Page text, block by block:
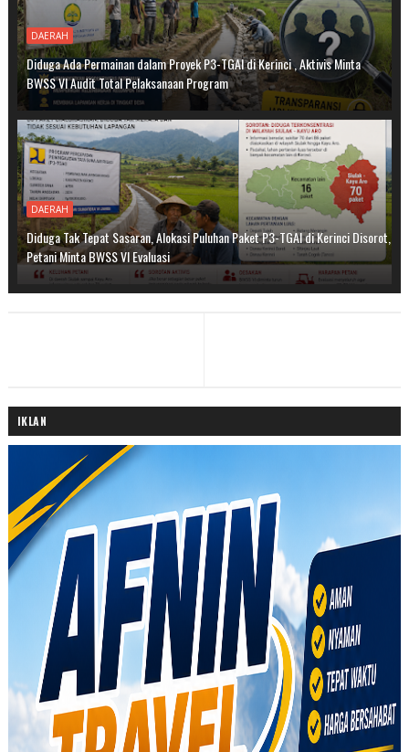
DAERAH
Diduga Ada Permainan dalam Proyek P3-TGAI di Kerinci , Aktivis Minta
BWSS VI Audit Total Pelaksanaan Program
DAERAH
Diduga Tak Tepat Sasaran, Alokasi Puluhan Paket P3-TGAI di Kerinci Disorot,
Petani Minta BWSS VI Evaluasi
IKLAN